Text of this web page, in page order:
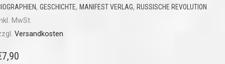
, GESCHICHTE, MANIFEST VERLAG, RUSSISCHE REVOLUTION
MwSt.
Versandkosten
7,90